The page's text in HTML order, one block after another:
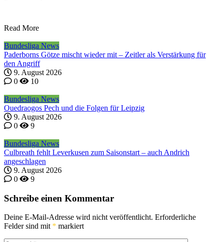
Read More
Bundesliga News
Paderborns Götze mischt wieder mit – Zeitler als Verstärkung für
den Angriff
9. August 2026
0
10
Bundesliga News
Ouedraogos Pech und die Folgen für Leipzig
9. August 2026
0
9
Bundesliga News
Culbreath fehlt Leverkusen zum Saisonstart – auch Andrich
angeschlagen
9. August 2026
0
9
Schreibe einen Kommentar
Deine E-Mail-Adresse wird nicht veröffentlicht. Erforderliche
Felder sind mit * markiert